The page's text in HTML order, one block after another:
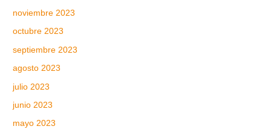
noviembre 2023
octubre 2023
septiembre 2023
agosto 2023
julio 2023
junio 2023
mayo 2023